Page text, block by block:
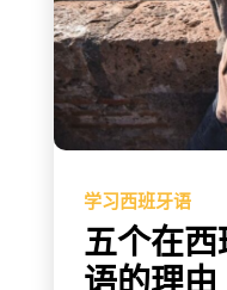
学习西班牙语
五个在
语的理由